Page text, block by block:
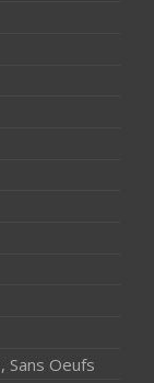
Sans Oeufs